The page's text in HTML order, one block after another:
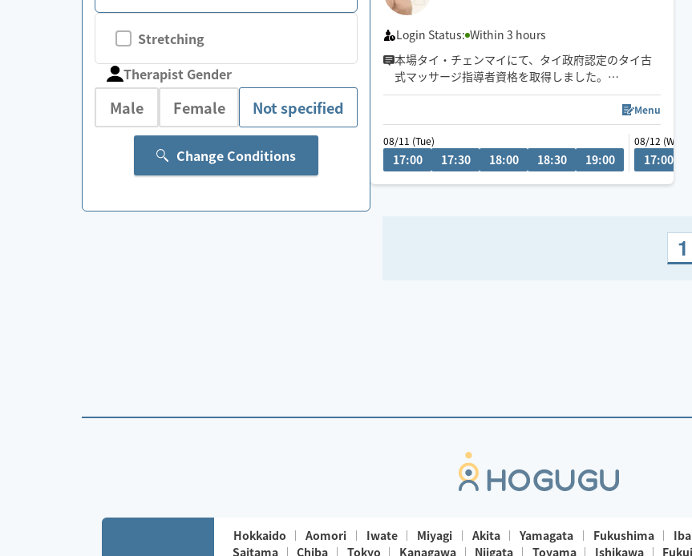
Stretching
Therapist Gender
Male Female Not specified
Change Conditions
ご希望の日時がない際はまず予約前にメッセージ頂
けると対応できることもあります💌
Login Status: Within 3 hours
本場タイ・チェンマイにて、タイ政府認定のタイ古
式マッサージ指導者資格を取得しました。
予約リクエスト前にもチャットにてお気軽にお問い
合わせください。
対応範囲外も条件によりご相談可能です。
Menu
08/11 (Tue)
17:00 17:30 18:00 18:30 19:00
08/12 (Wed)
17:00
1
Hokkaido Aomori Iwate Miyagi Akita Yamagata Fukushima
Saitama
Chiba Tokyo Kanagawa Niigata Toyama Ishikawa Fukui